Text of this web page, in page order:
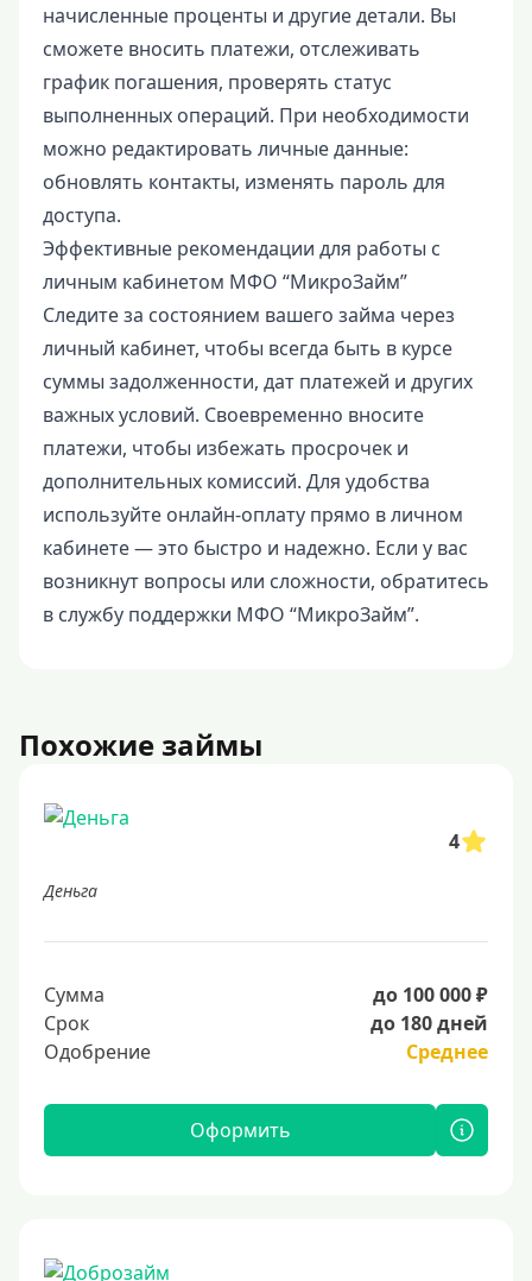
начисленные проценты и другие детали. Вы
сможете вносить платежи, отслеживать
график погашения, проверять статус
выполненных операций. При необходимости
можно редактировать личные данные:
обновлять контакты, изменять пароль для
доступа.
Эффективные рекомендации для работы с
личным кабинетом МФО “МикроЗайм”
Следите за состоянием вашего займа через
личный кабинет, чтобы всегда быть в курсе
суммы задолженности, дат платежей и других
важных условий. Своевременно вносите
платежи, чтобы избежать просрочек и
дополнительных комиссий. Для удобства
используйте онлайн-оплату прямо в личном
кабинете — это быстро и надежно. Если у вас
возникнут вопросы или сложности, обратитесь
в службу поддержки МФО “МикроЗайм”.
Похожие займы
4
Деньга
Сумма
до 100 000 ₽
Срок
до 180 дней
Одобрение
Среднее
Оформить